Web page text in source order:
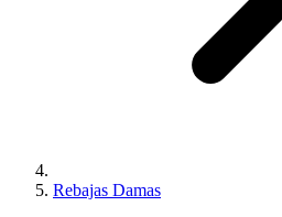
Rebajas Damas